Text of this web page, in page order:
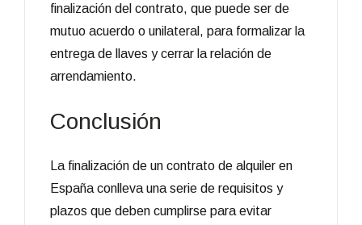
finalización del contrato, que puede ser de
mutuo acuerdo o unilateral, para formalizar la
entrega de llaves y cerrar la relación de
arrendamiento.
Conclusión
La finalización de un contrato de alquiler en
España conlleva una serie de requisitos y
plazos que deben cumplirse para evitar